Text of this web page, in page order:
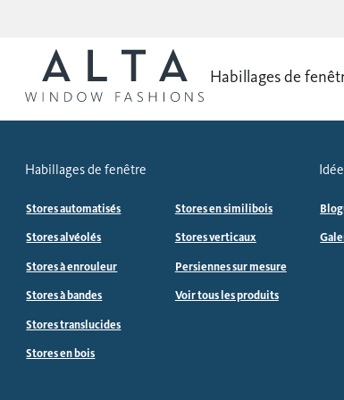
Habillages de
Habillages de fenêtre
Stores automatisés
Stores alvéolés
Stores à enrouleur
Stores à bandes
Stores translucides
Stores en bois
Stores en similibois
Stores verticaux
Persiennes sur mesure
Voir tous les produits